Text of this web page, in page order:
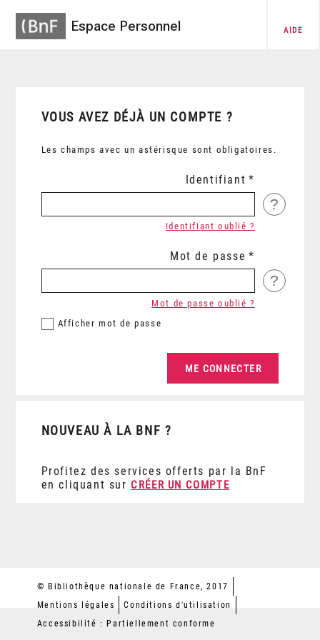
Espace Personnel AIDE
VOUS AVEZ DÉJÀ UN COMPTE ?
Les champs avec un astérisque sont obligatoires.
Identifiant
?
Identifiant oublié ?
Mot de passe
?
Afficher mot de passe
Mot de passe oublié ?
NOUVEAU À LA BNF ?
Profitez des services offerts par la BnF
en cliquant sur CRÉER UN COMPTE
© Bibliothèque nationale de France, 2017
Mentions légales
Conditions d'utilisation
Accessibilité : Partiellement conforme